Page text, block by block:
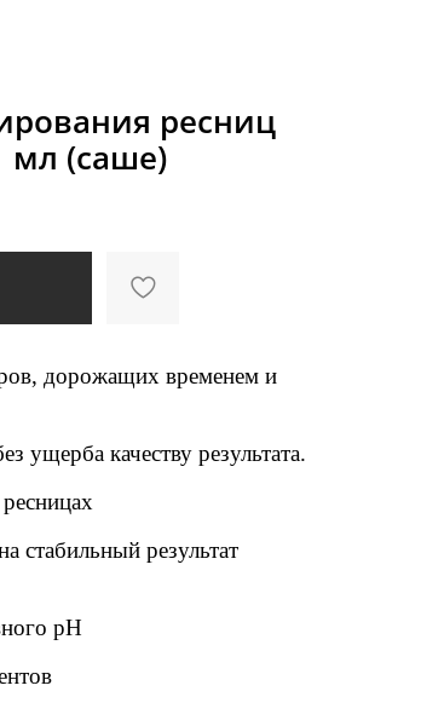
ресниц
мл (саше)
дорожащих временем и
ущерба качеству результата.
стабильный результат
pH